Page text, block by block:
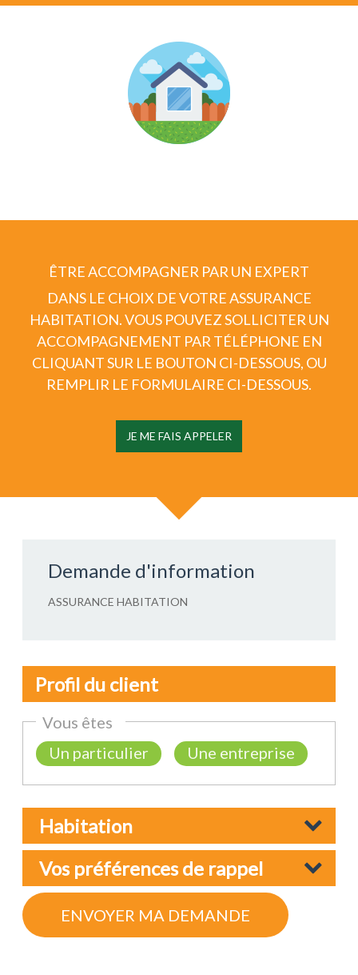
ÊTRE ACCOMPAGNER PAR UN EXPERT
DANS LE CHOIX DE VOTRE ASSURANCE
HABITATION.VOUS POUVEZ SOLLICITER UN
ACCOMPAGNEMENT PAR TÉLÉPHONE EN
CLIQUANT SUR LE BOUTON CI-DESSOUS, OU
REMPLIR LE FORMULAIRE CI-DESSOUS.
JE ME FAIS APPELER